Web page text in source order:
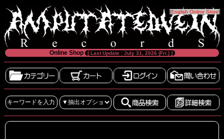
[English Online Store]
Online Shop [ Last Update : July 31, 2026 (Fri.) ]